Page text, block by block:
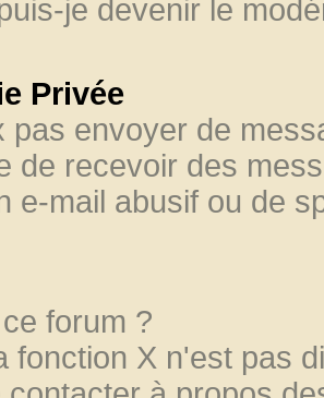
je devenir le
Privée
pas envoyer de
de recevoir des
e-mail abusif ou de
forum ?
fonction X n'est pas